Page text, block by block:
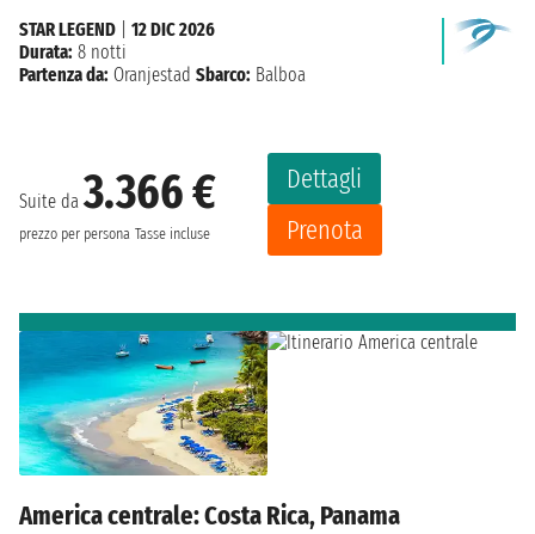
Suite da3.366 €
prezzo per persona Tasse incluse
Dettagli
Prenota
STAR LEGEND
12 DIC 2026
Durata: 8 notti
Partenza da: Oranjestad Sbarco: Balboa
America centrale: Costa Rica, Panama